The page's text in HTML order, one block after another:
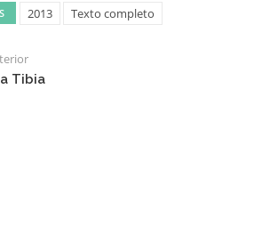
2013 Texto completo
Tibia